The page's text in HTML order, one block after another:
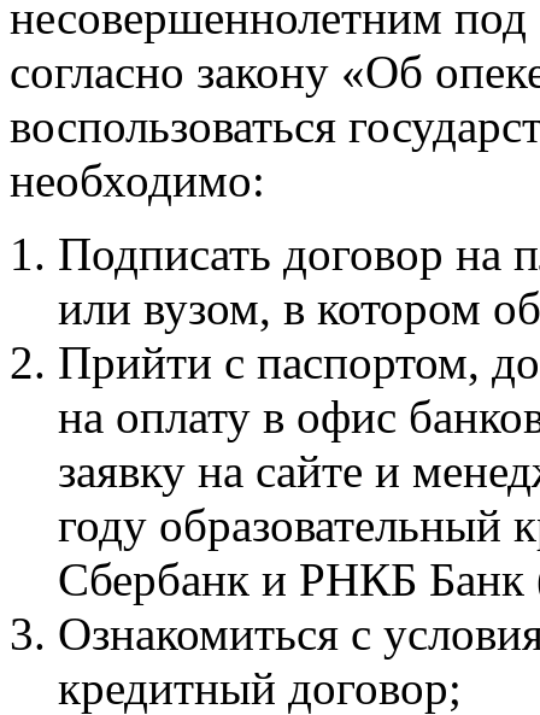
несовершеннолетним под
согласно закону «Об
воспользоваться
необходимо:
Подписать договор на
или вузом, в котором
Прийти с паспортом,
на оплату в офис
заявку на сайте и
году
Сбербанк и РНКБ
Ознакомиться с
кредитный договор;